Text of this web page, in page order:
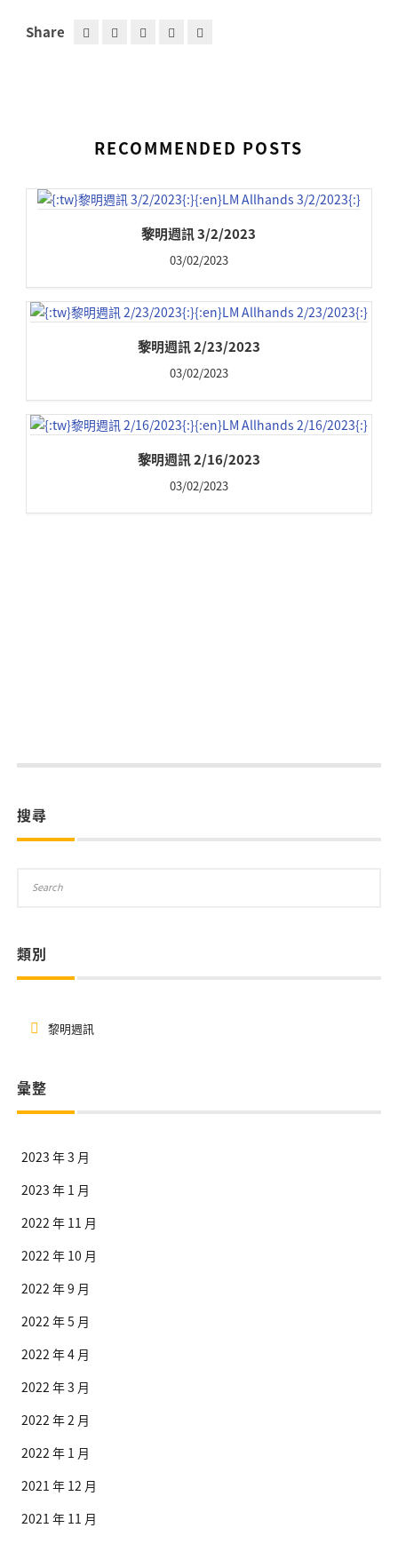
Share
RECOMMENDED POSTS
黎明週訊 3/2/2023
03/02/2023
黎明週訊 2/23/2023
03/02/2023
黎明週訊 2/16/2023
03/02/2023
搜尋
類別
黎明週訊
彙整
2023 年 3 月
2023 年 1 月
2022 年 11 月
2022 年 10 月
2022 年 9 月
2022 年 5 月
2022 年 4 月
2022 年 3 月
2022 年 2 月
2022 年 1 月
2021 年 12 月
2021 年 11 月